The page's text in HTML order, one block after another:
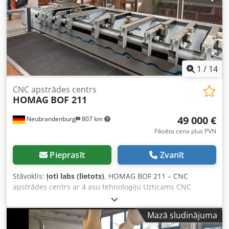
kopējais platums:4 000 mm, kopējais svars:5 885 kg,
pēdējās kapitālremonta gads:2023, Aprīkojums: CE
marķējums, dokumentācija / rokasgrāmata, Iekārta ir
darba kārtībā un tiek aizstāta, jo iegādāta jauna iekārta.
Cenā iekļauta arī atbilstošā vakuuma sūknis. Dwedjy Tmc
Ejpfx Ahqea
1 / 14
Neubrandenburg 807 km
CNC apstrādes centrs
HOMAG BOF 211
49 000 €
Fiksēta cena plus PVN
Pieprasīt Zvanīt
Stāvoklis: ļoti labs (lietots), HOMAG BOF 211 – CNC
apstrādes centrs ar 4 asu tehnoloģiju Uzticams CNC
apstrādes centrs ar plašu aprīkojumu un izcilu stāvokli
Dodpfxjxk Tumo Ahqjwa — Tehniskie dati • Mašīnas tips:
CNC apstrādes centrs • Asis: 4 asu tehnoloģija (ieskaitot C-
Mazā sludinājuma